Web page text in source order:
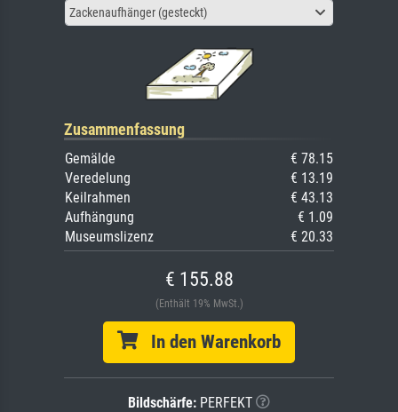
Zackenaufhänger (gesteckt)
Zusammenfassung
Gemälde
€ 78.15
Veredelung
€ 13.19
Keilrahmen
€ 43.13
Aufhängung
€ 1.09
Museumslizenz
€ 20.33
€ 155.88
(Enthält 19% MwSt.)
In den Warenkorb
Bildschärfe: PERFEKT